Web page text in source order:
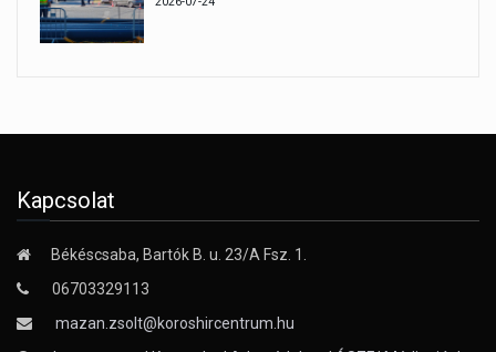
Kapcsolat
Békéscsaba, Bartók B. u. 23/A Fsz. 1.
06703329113
mazan.zsolt@koroshircentrum.hu